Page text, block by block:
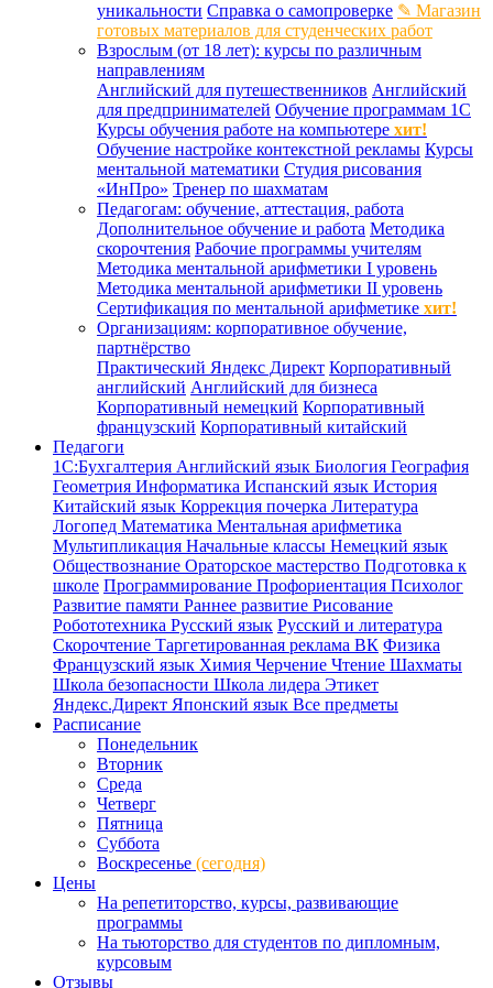
уникальности Справка о самопроверке ✎ Магазин
готовых материалов для студенческих работ
Взрослым (от 18 лет): курсы по различным
направлениям
Английский для путешественников Английский
для предпринимателей Обучение программам 1С
Курсы обучения работе на компьютере хит!
Обучение настройке контекстной рекламы Курсы
ментальной математики Студия рисования
«ИнПро» Тренер по шахматам
Педагогам: обучение, аттестация, работа
Дополнительное обучение и работа Методика
скорочтения Рабочие программы учителям
Методика ментальной арифметики I уровень
Методика ментальной арифметики II уровень
Сертификация по ментальной арифметике хит!
Организациям: корпоративное обучение,
партнёрство
Практический Яндекс Директ Корпоративный
английский Английский для бизнеса
Корпоративный немецкий Корпоративный
французский Корпоративный китайский
Педагоги
1С:Бухгалтерия Английский язык Биология География
Геометрия Информатика Испанский язык История
Китайский язык Коррекция почерка Литература
Логопед Математика Ментальная арифметика
Мультипликация Начальные классы Немецкий язык
Обществознание Ораторское мастерство Подготовка к
школе Программирование Профориентация Психолог
Развитие памяти Раннее развитие Рисование
Робототехника Русский язык Русский и литература
Скорочтение Таргетированная реклама ВК Физика
Французский язык Химия Черчение Чтение Шахматы
Школа безопасности Школа лидера Этикет
Яндекс.Директ Японский язык Все предметы
Расписание
Понедельник
Вторник
Среда
Четверг
Пятница
Суббота
Воскресенье (сегодня)
Цены
На репетиторство, курсы, развивающие
программы
На тьюторство для студентов по дипломным,
курсовым
Отзывы